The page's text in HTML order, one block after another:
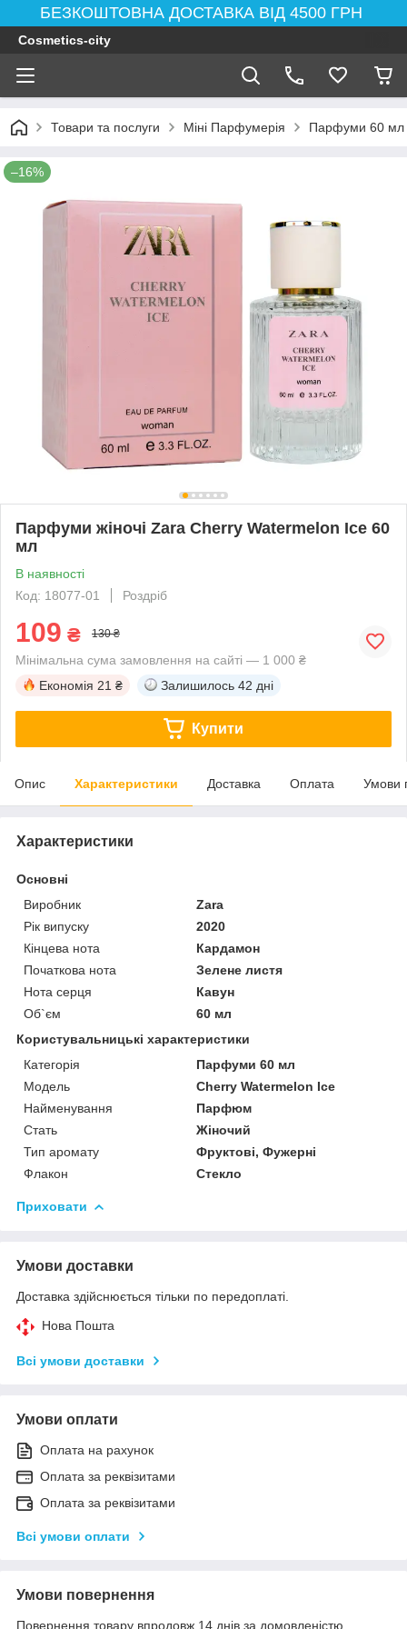
БЕЗКОШТОВНА ДОСТАВКА ВІД 4500 ГРН
Cosmetics-city
Товари та послуги Міні Парфумерія Парфуми 60 мл
–16%
Парфуми жіночі Zara Cherry Watermelon Ice 60
мл
В наявності
Код: 18077-01
Роздріб
109 ₴ 130 ₴
Мінімальна сума замовлення на сайті — 1 000 ₴
Економія 21 ₴ Залишилось 42 дні
Купити
Опис Характеристики Доставка Оплата Умови
Характеристики
Основні
Виробник
Zara
Рік випуску
2020
Кінцева нота
Кардамон
Початкова нота
Зелене листя
Нота серця
Кавун
Об`єм
60 мл
Користувальницькі характеристики
Категорія
Парфуми 60 мл
Мoдель
Cherry Watermelon Ice
Найменування
Парфюм
Стать
Жіночий
Тип аромату
Фруктові, Фужерні
Флакон
Стекло
Приховати
Умови доставки
Доставка здійснюється тільки по передоплаті.
Нова Пошта
Всі умови доставки
Умови оплати
Оплата на рахунок
Оплата за реквізитами
Оплата за реквізитами
Всі умови оплати
Умови повернення
Повернення товару впродовж 14 днів за домовленістю